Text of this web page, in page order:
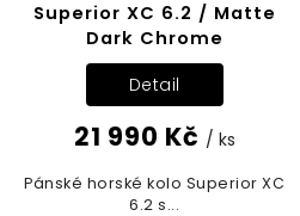
Superior XC 6.2 / Matte
Dark Chrome
21 990 Kč / ks
Detail
Pánské horské kolo Superior XC
6.2 s...